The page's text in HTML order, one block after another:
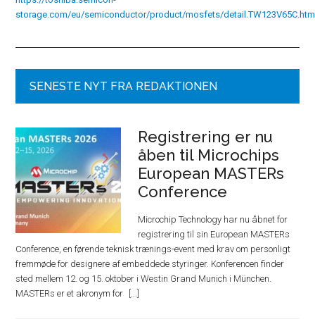
storage.com/eu/semiconductor/product/mosfets/
SENESTE NYT FRA REDAKTIONEN
Registrering er nu
åben til Microchips
European MASTERs
Conference
Microchip Technology har nu åbnet for
registrering til sin European MASTERs
Conference, en førende teknisk trænings-event med krav om personligt
fremmøde for designere af embeddede styringer. Konferencen finder
sted mellem 12. og 15. oktober i Westin Grand Munich i München.
MASTERs er et akronym for